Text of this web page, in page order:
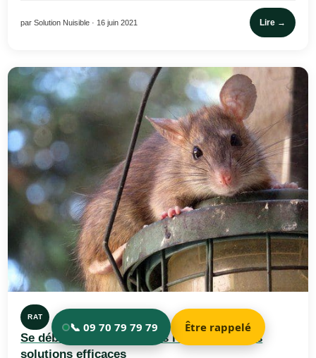
par Solution Nuisible · 16 juin 2021 Lire →
RAT
Se débarrasser et tuer des rats : Toutes les
solutions efficaces